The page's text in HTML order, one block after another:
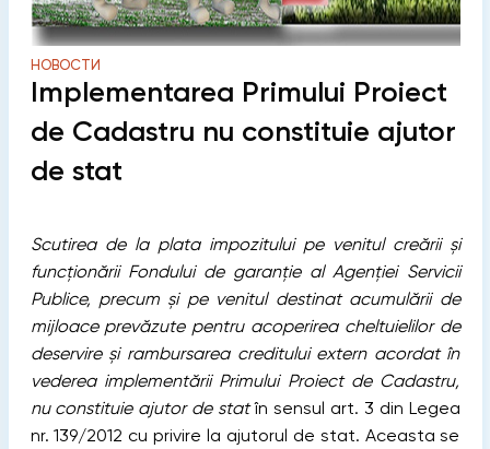
НОВОСТИ
Implementarea Primului Proiect
de Cadastru nu constituie ajutor
de stat
Scutirea de la plata impozitului pe venitul creării și
funcționării Fondului de garanție al Agenției Servicii
Publice, precum și pe venitul destinat acumulării de
mijloace prevăzute pentru acoperirea cheltuielilor de
deservire și rambursarea creditului extern acordat în
vederea implementării Primului Proiect de Cadastru,
nu constituie ajutor de statîn sensul art. 3 din Legea
nr. 139/2012 cu privire la ajutorul de stat. Aceasta se